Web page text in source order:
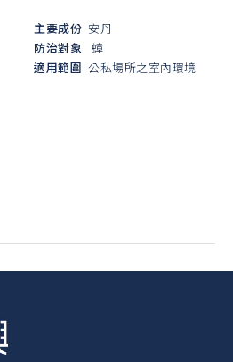
主要成份 安丹
防治對象 蟑
適用範圍 公私場所之室內環境